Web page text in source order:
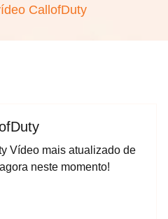
CallofDuty
Vídeo mais atualizado de
neste momento!